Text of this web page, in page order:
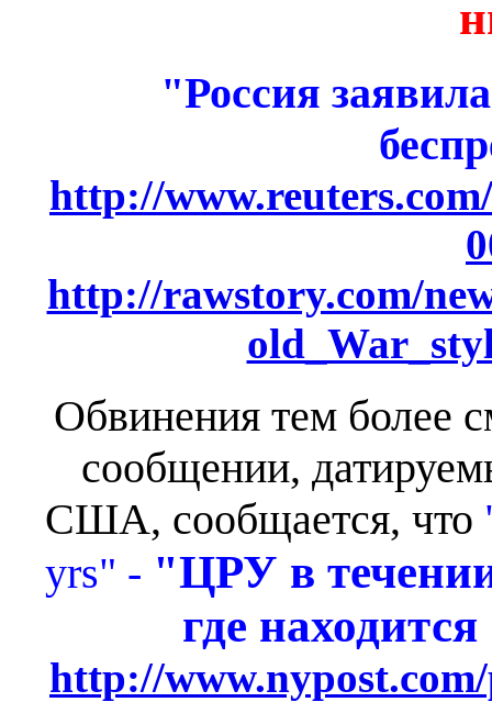
"Россия
http://
http://rawstory.com/
Обвинения тем более
сообщении,
США, сообщается, что
yrs" - "ЦРУ в
где
http://